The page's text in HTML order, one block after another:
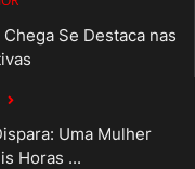
Se Destaca nas
Uma Mulher
Horas ...